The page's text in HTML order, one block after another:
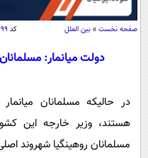
صفحه نخست » بین الملل کد
دولت میانمار:
در حالیکه مسلمانان
هستند، وزیر خارجه این
مسلمانان روهینگیا شهروند